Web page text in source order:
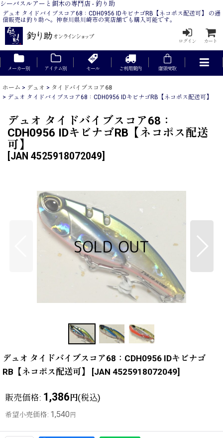
シーバスルアーと餌木の専門店 - 釣り助
デュオ タイドバイブスコア68：CDH0956 IDキビナゴRB【ネコポス配送可】 の通
信販売は釣り助へ。神奈川県川崎市の実店舗でも購入可能です。
ログイン カート
メーカー別 アイテム別 セール ご利用案内 店頭受取
ホーム > デュオ > タイドバイブスコア68
> デュオ タイドバイブスコア68：CDH0956 IDキビナゴRB【ネコポス配送可】
デュオ タイドバイブスコア68：
CDH0956 IDキビナゴRB【ネコポス配送
可】
JAN 4525918072049
デュオ タイドバイブスコア68：CDH0956 IDキビナゴ
RB【ネコポス配送可】
[JAN 4525918072049]
販売価格: 1,386円(税込)
希望小売価格: 1,540 円